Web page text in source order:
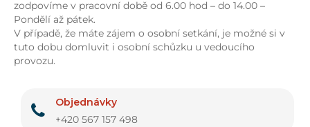
zodpovíme v pracovní době od 6.00 hod – do 14.00 –
Pondělí až pátek.
V případě, že máte zájem o osobní setkání, je možné si v
tuto dobu domluvit i osobní schůzku u vedoucího
provozu.
Objednávky
+420 567 157 498